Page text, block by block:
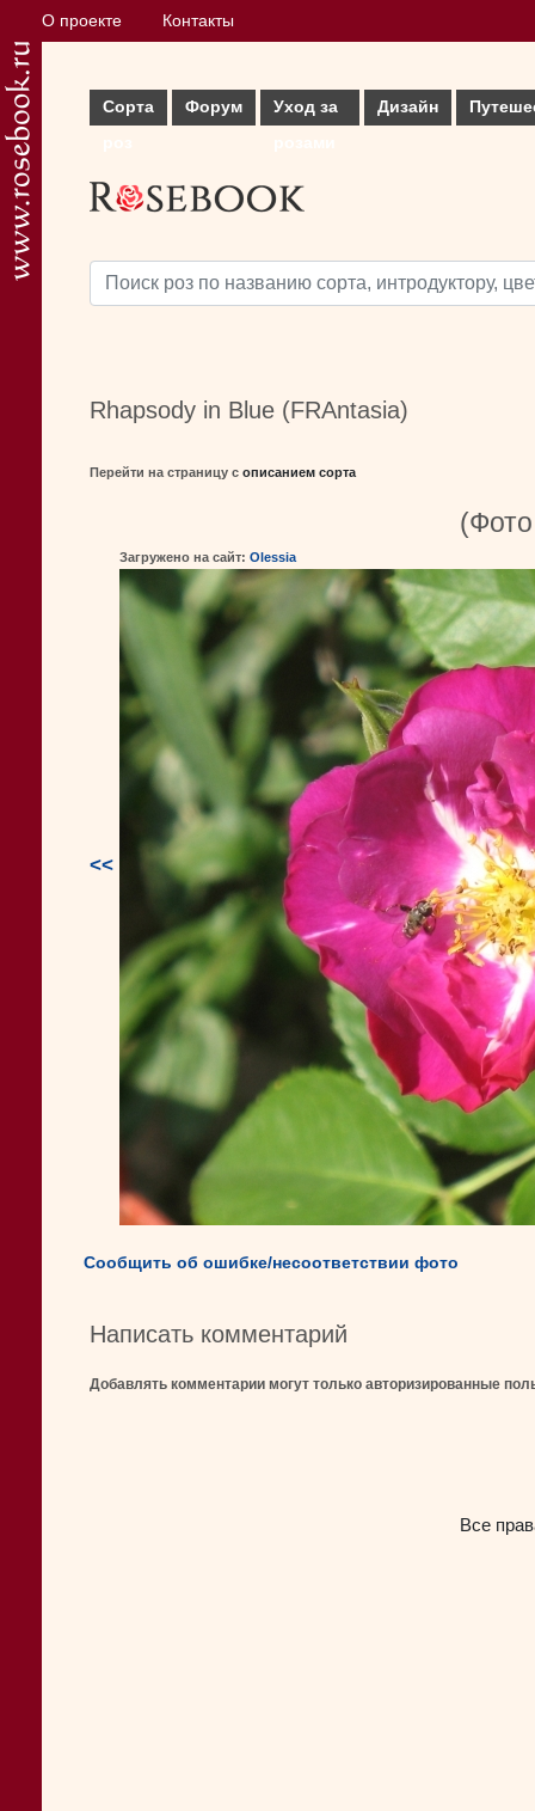
О проекте Контакты
Сорта
Форум
Уход за
Дизайн
Rhapsody in Blue (FRAntasia)
Перейти на страницу с описанием сорта
<<
Загружено на сайт: Olessia
Сообщить об ошибке/несоответствии фото
Написать комментарий
Добавлять комментарии могут только авторизированные
Все